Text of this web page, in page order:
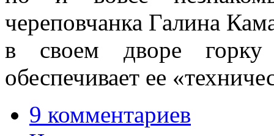
череповчанка Галина
в своем дворе
обеспечивает ее
9 комментариев